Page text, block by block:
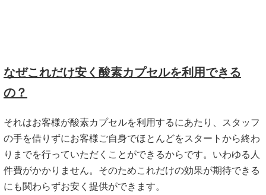
なぜこれだけ安く酸素カプセルを利用できる
の？
それはお客様が酸素カプセルを利用するにあたり、スタッフ
の手を借りずにお客様ご自身でほとんどをスタートから終わ
りまでを行っていただくことができるからです。いわゆる人
件費がかかりません。そのためこれだけの効果が期待できる
にも関わらずお安く提供ができます。